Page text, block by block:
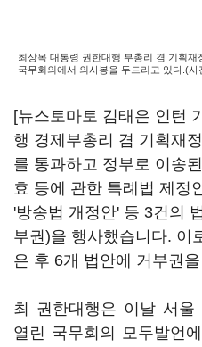
최상목 대통령 권한대행 부총리 겸 기획
국무회의에서 의사봉을 두드리고 있다.(사
[뉴스토마토 김태은 인턴
행 경제부총리 겸 기획재
를 통과하고 정부로 이송
효 등에 관한 특례법 제정
'방송법 개정안' 등 3건의
부권)을 행사했습니다. 이
은 후 6개 법안에 거부권
최 권한대행은 이날 서울
열린 국무회의 모두발언